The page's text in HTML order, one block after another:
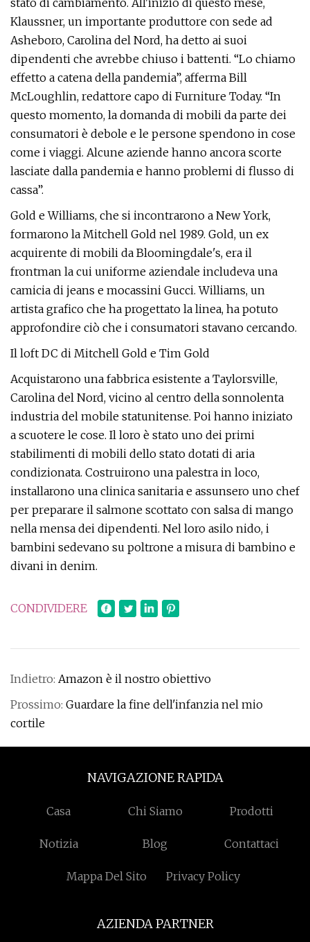
stato di cambiamento. All'inizio di questo mese,
Klaussner, un importante produttore con sede ad
Asheboro, Carolina del Nord, ha detto ai suoi
dipendenti che avrebbe chiuso i battenti. “Lo chiamo
effetto a catena della pandemia”, afferma Bill
McLoughlin, redattore capo di Furniture Today. “In
questo momento, la domanda di mobili da parte dei
consumatori è debole e le persone spendono in cose
come i viaggi. Alcune aziende hanno ancora scorte
lasciate dalla pandemia e hanno problemi di flusso di
cassa”.
Gold e Williams, che si incontrarono a New York,
formarono la Mitchell Gold nel 1989. Gold, un ex
acquirente di mobili da Bloomingdale's, era il
frontman la cui uniforme aziendale includeva una
camicia di jeans e mocassini Gucci. Williams, un
artista grafico che ha progettato la linea, ha potuto
approfondire ciò che i consumatori stavano cercando.
Il loft DC di Mitchell Gold e Tim Gold
Acquistarono una fabbrica esistente a Taylorsville,
Carolina del Nord, vicino al centro della sonnolenta
industria del mobile statunitense. Poi hanno iniziato
a scuotere le cose. Il loro è stato uno dei primi
stabilimenti di mobili dello stato dotati di aria
condizionata. Costruirono una palestra in loco,
installarono una clinica sanitaria e assunsero uno chef
per preparare il salmone scottato con salsa di mango
nella mensa dei dipendenti. Nel loro asilo nido, i
bambini sedevano su poltrone a misura di bambino e
divani in denim.
CONDIVIDERE
Indietro: Amazon è il nostro obiettivo
Prossimo: Guardare la fine dell'infanzia nel mio
cortile
NAVIGAZIONE RAPIDA
Casa Chi Siamo Prodotti
Notizia Blog Contattaci
Mappa Del Sito Privacy Policy
AZIENDA PARTNER